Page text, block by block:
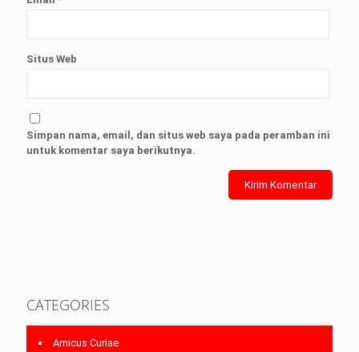
Situs Web
Simpan nama, email, dan situs web saya pada peramban ini
untuk komentar saya berikutnya.
CATEGORIES
Amicus Curiae